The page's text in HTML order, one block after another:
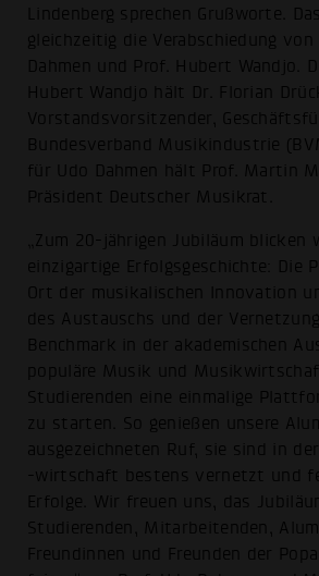
Lindenberg sprechen Grußworte.
gleichzeitig die Verabschiedung von
Dahmen und Prof. Hubert Wandjo.
Hubert Wandjo hält Dr. Florian
Vorstandsvorsitzender,
Bundesverband Musikindustrie
für Udo Dahmen hält Prof. Martin
Präsident Deutscher Musikrat.
„Zum 20-jährigen Jubiläum blicken
einzigartige Erfolgsgeschichte: Die
Ort der musikalischen Innovation
des Austauschs und der
Benchmark in der akademischen
populäre Musik und
Studierenden eine einmalige
zu starten. So genießen unsere
ausgezeichneten Ruf, sie sind in
-wirtschaft bestens vernetzt und
Erfolge. Wir freuen uns, das
Studierenden, Mitarbeitenden,
Freundinnen und Freunden der